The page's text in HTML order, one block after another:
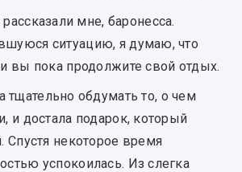
мне, баронесса.
ситуацию, я думаю, что
вы пока продолжите свой отдых.
тщательно обдумать то, о чем
и достала подарок, который
Спустя некоторое время
успокоилась. Из слегка